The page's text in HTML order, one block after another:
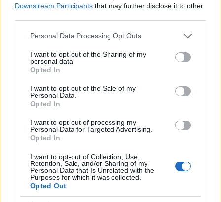
Downstream Participants that may further disclose it to other
Please note that this website/app uses one or more Google
not limited to your visit or usage behaviour. You may click to
grant or deny consent to Google and its third-party tags to
use your data for below specified purposes in below Google
consent section.
Personal Data Processing Opt Outs
I want to opt-out of the Sharing of my
personal data.
Opted In
I want to opt-out of the Sale of my
Personal Data.
Opted In
I want to opt-out of processing my
Personal Data for Targeted Advertising.
Opted In
I want to opt-out of Collection, Use,
Retention, Sale, and/or Sharing of my
Personal Data that Is Unrelated with the
Purposes for which it was collected.
Opted Out
Continua a leggere
LIFESTYLE
Come riconoscere e risolvere i problemi della lavanda
nel tuo giardino
Beatrice Bonaventura · 6 Ago 2026